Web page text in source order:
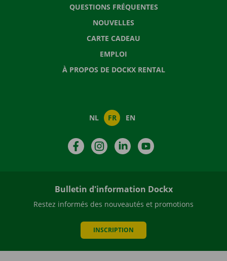
QUESTIONS FRÉQUENTES
NOUVELLES
CARTE CADEAU
EMPLOI
À PROPOS DE DOCKX RENTAL
NL FR EN
FacebookInstagramLinkedIn
Bulletin d'information Dockx
Restez informés des nouveautés et promotions
INSCRIPTION